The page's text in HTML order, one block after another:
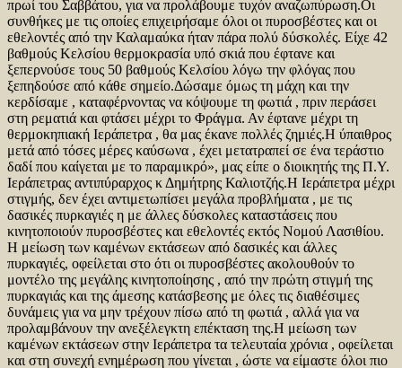
πρωί του Σαββάτου, για να προλάβουμε τυχόν αναζωπύρωση.Οι
συνθήκες με τις οποίες επιχειρήσαμε όλοι οι πυροσβέστες και οι
εθελοντές από την Καλαμαύκα ήταν πάρα πολύ δύσκολές. Είχε 42
βαθμούς Κελσίου θερμοκρασία υπό σκιά που έφτανε και
ξεπερνούσε τους 50 βαθμούς Κελσίου λόγω την φλόγας που
ξεπηδούσε από κάθε σημείο.Δώσαμε όμως τη μάχη και την
κερδίσαμε , καταφέρνοντας να κόψουμε τη φωτιά , πριν περάσει
στη ρεματιά και φτάσει μέχρι το Φράγμα. Αν έφτανε μέχρι τη
θερμοκηπιακή Ιεράπετρα , θα μας έκανε πολλές ζημιές.Η ύπαιθρος
μετά από τόσες μέρες καύσωνα , έχει μετατραπεί σε ένα τεράστιο
δαδί που καίγεται με το παραμικρό», μας είπε ο διοικητής της Π.Υ.
Ιεράπετρας αντιπύραρχος κ Δημήτρης Καλιοτζής.Η Ιεράπετρα μέχρι
στιγμής, δεν έχει αντιμετωπίσει μεγάλα προβλήματα , με τις
δασικές πυρκαγιές η με άλλες δύσκολες καταστάσεις που
κινητοποιούν πυροσβέστες και εθελοντές εκτός Νομού Λασιθίου.
Η μείωση των καμένων εκτάσεων από δασικές και άλλες
πυρκαγιές, οφείλεται στο ότι οι πυροσβέστες ακολουθούν το
μοντέλο της μεγάλης κινητοποίησης , από την πρώτη στιγμή της
πυρκαγιάς και της άμεσης κατάσβεσης με όλες τις διαθέσιμες
δυνάμεις για να μην τρέχουν πίσω από τη φωτιά , αλλά για να
προλαμβάνουν την ανεξέλεγκτη επέκταση της.Η μείωση των
καμένων εκτάσεων στην Ιεράπετρα τα τελευταία χρόνια , οφείλεται
και στη συνεχή ενημέρωση που γίνεται , ώστε να είμαστε όλοι πιο